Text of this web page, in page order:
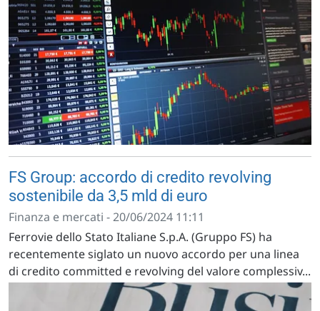
FS Group: accordo di credito revolving
sostenibile da 3,5 mld di euro
Finanza e mercati - 20/06/2024 11:11
Ferrovie dello Stato Italiane S.p.A. (Gruppo FS) ha
recentemente siglato un nuovo accordo per una linea
di credito committed e revolving del valore complessiv...